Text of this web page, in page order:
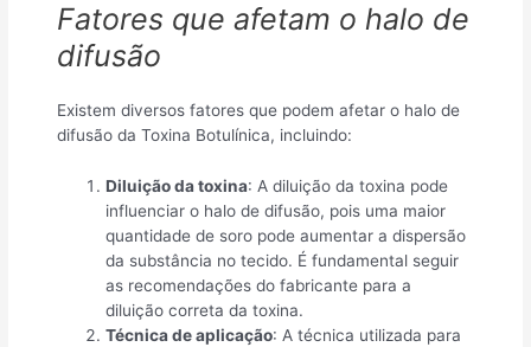
Fatores que afetam o halo de
difusão
Existem diversos fatores que podem afetar o halo de
difusão da Toxina Botulínica, incluindo:
Diluição da toxina: A diluição da toxina pode
influenciar o halo de difusão, pois uma maior
quantidade de soro pode aumentar a dispersão
da substância no tecido. É fundamental seguir
as recomendações do fabricante para a
diluição correta da toxina.
Técnica de aplicação: A técnica utilizada para